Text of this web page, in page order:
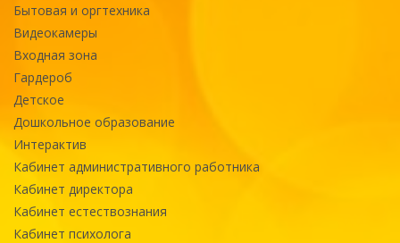
Бытовая и оргтехника
Видеокамеры
Входная зона
Гардероб
Детское
Дошкольное образование
Интерактив
Кабинет административного работника
Кабинет директора
Кабинет естествознания
Кабинет психолога